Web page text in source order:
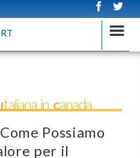
in Canada
Possiamo
per il